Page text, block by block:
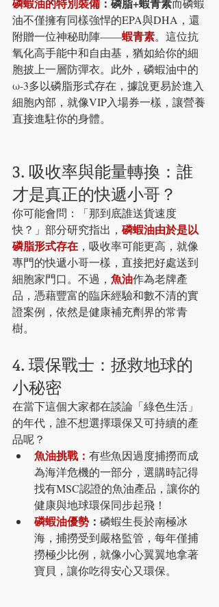
而磷蝦
油不僅擁有同樣強悍的EPA與DHA，還
附贈一位神秘助陣——蝦青素。這位抗
氧化高手能中和自由基，猶如給你的細
胞披上一層防彈衣。此外，磷蝦油中的
ω-3多以磷脂形式存在，據說更易於進入
細胞內部，就像VIP入場券一樣，讓營養
直接進駐你的身體。
3. 吸收率與能量轉換：誰
才是真正的快遞小哥？
你可能會問：「那到底誰送貨速度
快？」部分研究指出， 磷蝦油由於是以
磷脂形式存在 ，吸收率可能更高，就像
專門的快遞小哥一樣，直接把好處送到
細胞家門口。不過， 魚油作為老牌產
品，憑藉豐富的臨床經驗和數不清的實
證案例，依然是健康補充劑界的常青
樹。
4. 環保戰士：拯救地球的
小秘密
在當下這個大家都在談論「綠色生活」
的年代，誰不想選擇環保又可持續的產
品呢？
魚油挑戰： 有些魚因過度捕撈而成
為海洋危機的一部分，選購時記得
找有MSC認證的魚油產品，讓你的
健康與地球環保同步起飛！
磷蝦油優勢 ： 磷蝦生長於南極冰
海，捕撈受到嚴格監管，每年僅捕
撈極少比例，就像小心翼翼地拿著
寶貝，讓你吃得安心又環保。